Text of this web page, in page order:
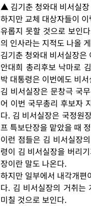
▲ 김기춘 청와대 비서실장
하지만 교체 대상자들이
유롭지 못할 것으로 보인
의 인사라는 지적도 나올
김기춘 청와대 비서실장
안대희 총리후보 낙마로
박 대통령은 이번에도 비
김 비서실장은 문창극 국
어 이번 국무총리 후보자
다. 김 비서실장은 국정원
프 특보단장을 맡았을 때
이런 점들은 김 비서실장
령이 김 비서실장을 버리
장이란 말도 나온다.
하지만 일부에서 내각개편
다. 김 비서실장의 거취는
미칠 것으로 보인다.